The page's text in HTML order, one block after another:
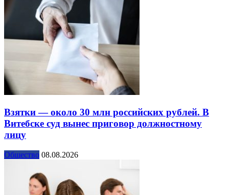
Взятки — около 30 млн российских рублей. В
Витебске суд вынес приговор должностному
лицу
Общество 08.08.2026